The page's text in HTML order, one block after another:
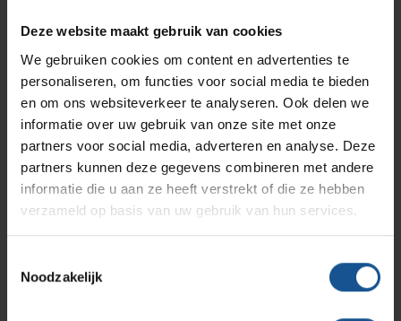
Deze website maakt gebruik van cookies
We gebruiken cookies om content en advertenties te
personaliseren, om functies voor social media te bieden
en om ons websiteverkeer te analyseren. Ook delen we
informatie over uw gebruik van onze site met onze
partners voor social media, adverteren en analyse. Deze
partners kunnen deze gegevens combineren met andere
informatie die u aan ze heeft verstrekt of die ze hebben
verzameld op basis van uw gebruik van hun services.
Noodzakelijk
Verzenden
Contact informatie
Ohmstraat 8
Branches
Solutions
RVS Werkplekinrichting
Productlijnen
Medische afvalverpakkingen
Infectiepreventie en hygiëne
Assortiment
Onze merken
Hammerlit
Septodry
Metro
Zarges
Contact
Ons team
Klantcases
Vacatures